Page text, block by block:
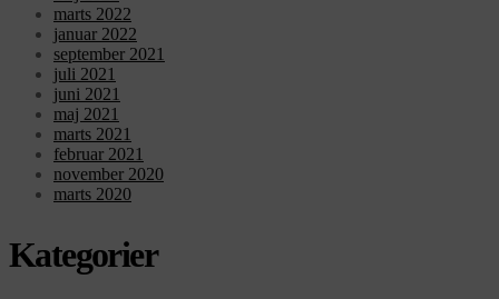
marts 2022
januar 2022
september 2021
juli 2021
juni 2021
maj 2021
marts 2021
februar 2021
november 2020
marts 2020
Kategorier